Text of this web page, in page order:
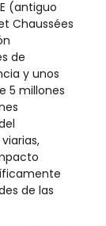
(antiguo
Chaussées
de
y unos
5 millones
de las